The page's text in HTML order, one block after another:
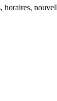
horaires,